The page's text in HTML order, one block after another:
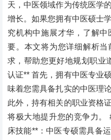
天，中医领域作为传统医学
增长。如果您拥有中医硕士
究机构中施展才华，了解
要。本文将为您详细解析
求，帮助您更好地规划职业
认证** 首先，拥有中医专业
味着您需具备扎实的中医理
此外，持有相关的职业资格
将极大地提升您的竞争力。
床技能**：中医专硕需具备